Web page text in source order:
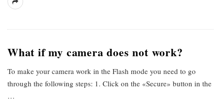
What if my camera does not work?
To make your camera work in the Flash mode you need to go
through the following steps: 1. Click on the «Secure» button in the
…